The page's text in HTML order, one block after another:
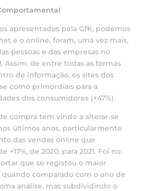
apresentados pela GfK, podemos
e o online, foram, uma vez mais,
pessoas e das empresas no
Assim, de entre todas as formas
de informação, os sites dos
como primordiais para a
dos consumidores (+47%).
compra tem vindo a alterar-se
últimos anos, particularmente
das vendas online que
+17%, de 2020, para 2021. Foi no
que se registou o maior
comparado com o ano de
análise, mas subdividindo o